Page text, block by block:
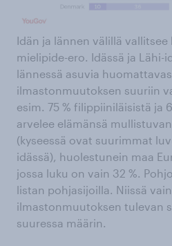
Idän ja lännen välillä
mielipide-ero. Idässä ja Lähi-
lännessä asuvia
ilmastonmuutoksen suuriin
esim. 75 % filippiiniläisistä ja
arvelee elämänsä
(kyseessä ovat suurimmat
idässä), huolestunein maa
jossa luku on vain 32 %.
listan pohjasijoilla. Niissä vain
ilmastonmuutoksen tulevan
suuressa määrin.